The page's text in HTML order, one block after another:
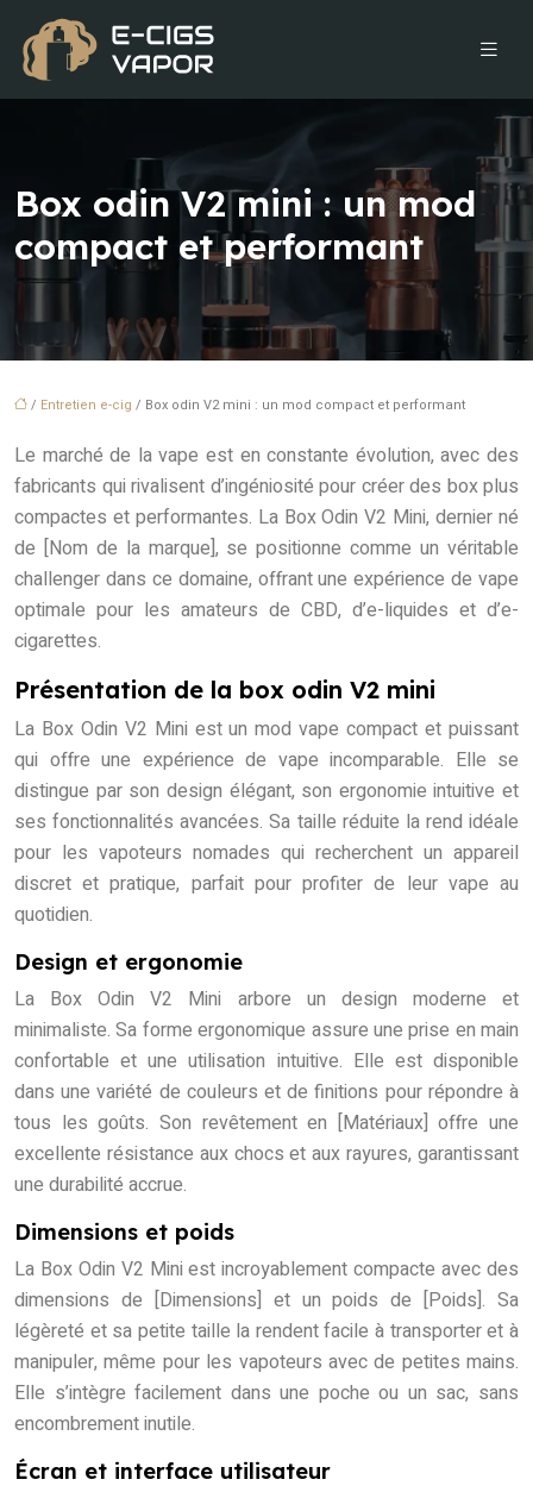
Box odin V2 mini : un mod
compact et performant
/ Entretien e-cig / Box odin V2 mini : un mod compact et performant
Le marché de la vape est en constante évolution, avec des
fabricants qui rivalisent d’ingéniosité pour créer des box plus
compactes et performantes. La Box Odin V2 Mini, dernier né
de [Nom de la marque], se positionne comme un véritable
challenger dans ce domaine, offrant une expérience de vape
optimale pour les amateurs de CBD, d’e-liquides et d’e-
cigarettes.
Présentation de la box odin V2 mini
La Box Odin V2 Mini est un mod vape compact et puissant
qui offre une expérience de vape incomparable. Elle se
distingue par son design élégant, son ergonomie intuitive et
ses fonctionnalités avancées. Sa taille réduite la rend idéale
pour les vapoteurs nomades qui recherchent un appareil
discret et pratique, parfait pour profiter de leur vape au
quotidien.
Design et ergonomie
La Box Odin V2 Mini arbore un design moderne et
minimaliste. Sa forme ergonomique assure une prise en main
confortable et une utilisation intuitive. Elle est disponible
dans une variété de couleurs et de finitions pour répondre à
tous les goûts. Son revêtement en [Matériaux] offre une
excellente résistance aux chocs et aux rayures, garantissant
une durabilité accrue.
Dimensions et poids
La Box Odin V2 Mini est incroyablement compacte avec des
dimensions de [Dimensions] et un poids de [Poids]. Sa
légèreté et sa petite taille la rendent facile à transporter et à
manipuler, même pour les vapoteurs avec de petites mains.
Elle s’intègre facilement dans une poche ou un sac, sans
encombrement inutile.
Écran et interface utilisateur